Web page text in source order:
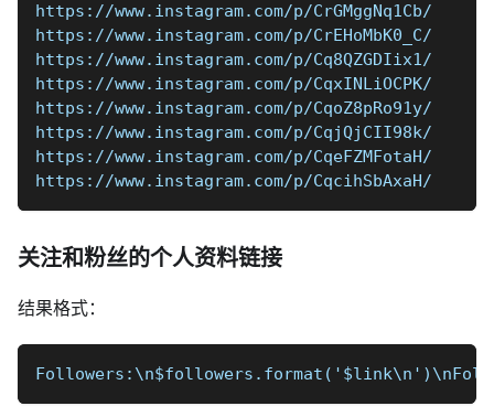
https://www.instagram.com/p/CrGMggNq1Cb/
https://www.instagram.com/p/CrEHoMbK0_C/
https://www.instagram.com/p/Cq8QZGDIix1/
https://www.instagram.com/p/CqxINLiOCPK/
https://www.instagram.com/p/CqoZ8pRo91y/
https://www.instagram.com/p/CqjQjCII98k/
https://www.instagram.com/p/CqeFZMFotaH/
https://www.instagram.com/p/CqcihSbAxaH/
关注和粉丝的个人资料链接
结果格式：